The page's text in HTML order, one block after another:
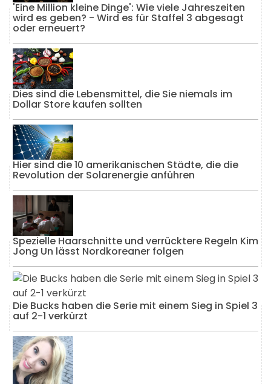
'Eine Million kleine Dinge': Wie viele Jahreszeiten
wird es geben? - Wird es für Staffel 3 abgesagt
oder erneuert?
Dies sind die Lebensmittel, die Sie niemals im
Dollar Store kaufen sollten
Hier sind die 10 amerikanischen Städte, die die
Revolution der Solarenergie anführen
Spezielle Haarschnitte und verrücktere Regeln Kim
Jong Un lässt Nordkoreaner folgen
Die Bucks haben die Serie mit einem Sieg in Spiel 3
auf 2-1 verkürzt